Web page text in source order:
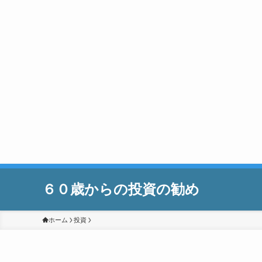
６０歳からの投資の勧め
ホーム 投資